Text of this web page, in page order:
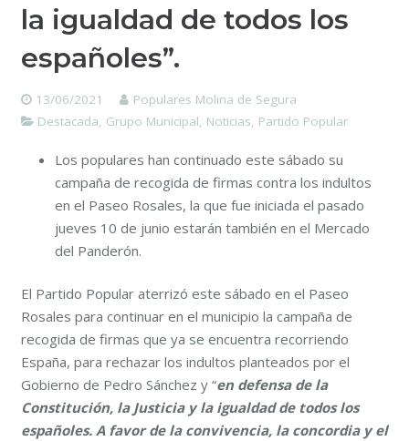
la igualdad de todos los
españoles”.
13/06/2021
Populares Molina de Segura
Destacada, Grupo Municipal, Noticias, Partido Popular
Los populares han continuado este sábado su
campaña de recogida de firmas contra los indultos
en el Paseo Rosales, la que fue iniciada el pasado
jueves 10 de junio estarán también en el Mercado
del Panderón.
El Partido Popular aterrizó este sábado en el Paseo
Rosales para continuar en el municipio la campaña de
recogida de firmas que ya se encuentra recorriendo
España, para rechazar los indultos planteados por el
Gobierno de Pedro Sánchez y “en defensa de la
Constitución, la Justicia y la igualdad de todos los
españoles. A favor de la convivencia, la concordia y el